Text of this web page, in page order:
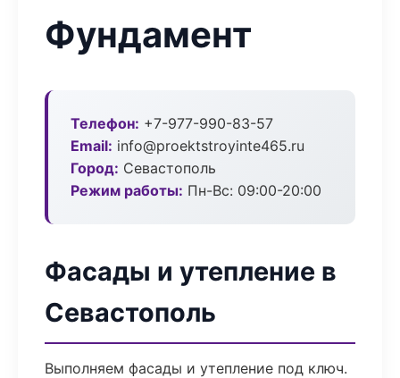
Фундамент
Телефон: +7-977-990-83-57
Email: info@proektstroyinte465.ru
Город: Севастополь
Режим работы: Пн-Вс: 09:00-20:00
Фасады и утепление в
Севастополь
Выполняем фасады и утепление под ключ.